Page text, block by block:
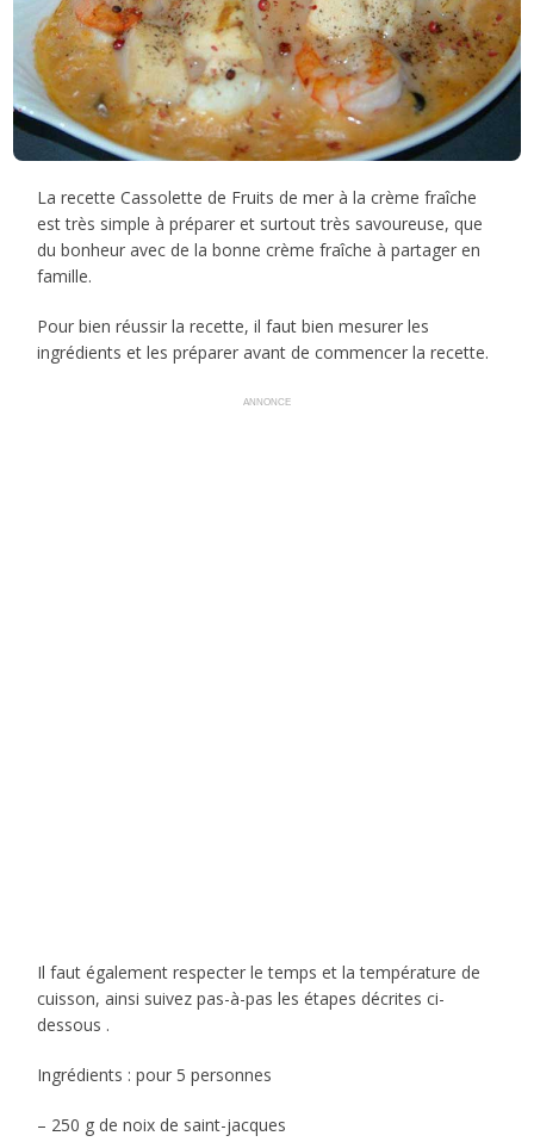
La recette Cassolette de Fruits de mer à la crème fraîche
est très simple à préparer et surtout très savoureuse, que
du bonheur avec de la bonne crème fraîche à partager en
famille.
Pour bien réussir la recette, il faut bien mesurer les
ingrédients et les préparer avant de commencer la recette.
ANNONCE
Il faut également respecter le temps et la température de
cuisson, ainsi suivez pas-à-pas les étapes décrites ci-
dessous .
Ingrédients : pour 5 personnes
– 250 g de noix de saint-jacques